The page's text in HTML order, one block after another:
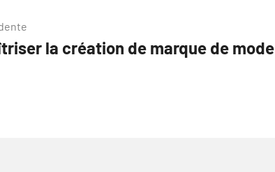
la création de marque de mode